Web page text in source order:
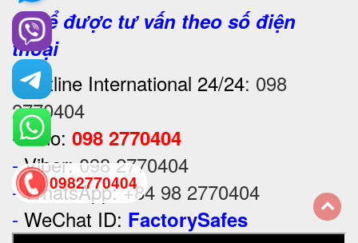
2. Để được tư vấn theo số điện
thoại
- Hotline International 24/24: 098
2770404
- Zalo: 098 2770404
- Viber: 098 2770404
- WhatsApp:+84 98 2770404
- WeChat ID: FactorySafes
0982770404
back